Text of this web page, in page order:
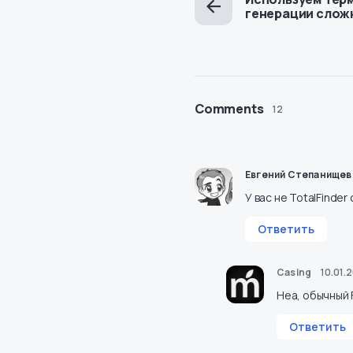
генерации
Comments 12
Евгений Степанищев
У вас не TotalFinder
Ответить
Casing
Неа, обычный
Ответить